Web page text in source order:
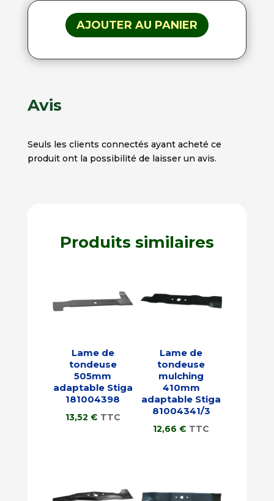
AJOUTER AU PANIER
Avis
Seuls les clients connectés ayant acheté ce
produit ont la possibilité de laisser un avis.
Produits similaires
Lame de
tondeuse
505mm
adaptable Stiga
181004398
13,52 € TTC
Lame de
tondeuse
mulching
410mm
adaptable Stiga
81004341/3
12,66€ TTC